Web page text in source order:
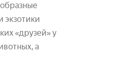
«друзей» у
а